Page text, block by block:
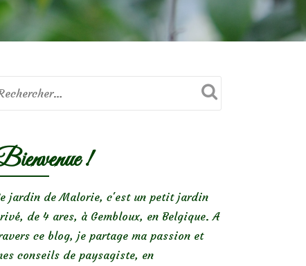
!
jardin de Malorie, c'est un petit jardin
de 4 ares, à Gembloux, en Belgique. A
ce blog, je partage ma passion et
conseils de paysagiste, en